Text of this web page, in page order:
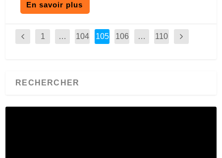
En savoir plus
1 … 104 105 106 … 110